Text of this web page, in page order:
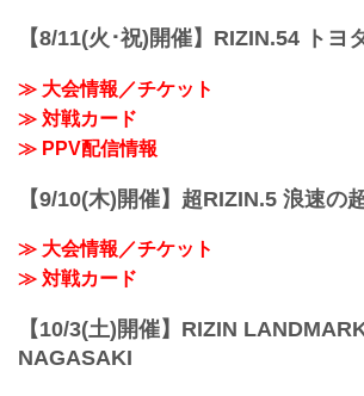
【8/11(火･祝)開催】RIZIN.54 トヨ
≫ 大会情報／チケット
≫ 対戦カード
≫ PPV配信情報
【9/10(木)開催】超RIZIN.5 浪速の
≫ 大会情報／チケット
≫ 対戦カード
【10/3(土)開催】RIZIN
NAGASAKI